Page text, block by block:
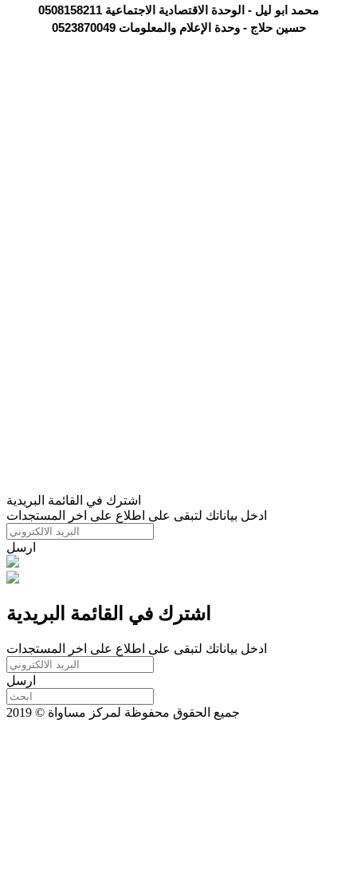
محمد ابو ليل - الوحدة الاقتصادية الاجتماعية 0508158211
حسين حلاج - وحدة الإعلام والمعلومات 0523870049
اشترك في القائمة البريدية
ادخل بياناتك لتبقى على اطلاع على اخر المستجدات
ارسل
اشترك في القائمة البريدية
ادخل بياناتك لتبقى على اطلاع على اخر المستجدات
ارسل
جميع الحقوق محفوظة لمركز مساواة © 2019